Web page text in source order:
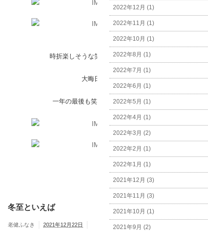
時折楽しそうな笑い声が聞こえましたよ！
大晦日もすぐそこ。
一年の最後も笑って過ごしましょうね。
冬至といえば
老健ふなき 2021年12月22日
2022年12月 (1)
2022年11月 (1)
2022年10月 (1)
2022年8月 (1)
2022年7月 (1)
2022年6月 (1)
2022年5月 (1)
2022年4月 (1)
2022年3月 (2)
2022年2月 (1)
2022年1月 (1)
2021年12月 (3)
2021年11月 (3)
2021年10月 (1)
2021年9月 (2)